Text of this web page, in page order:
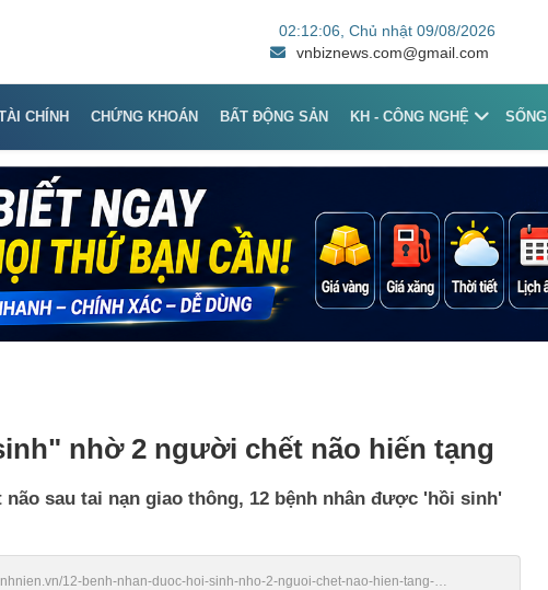
02:12:06 , Chủ nhật 09/08/2026
vnbiznews.com@gmail.com
CHÍNH CHỨNG KHOÁN BẤT ĐỘNG SẢN KH - CÔNG NGHỆ SỐNG
nhờ 2 người chết não hiến tạng
sau tai nạn giao thông, 12 bệnh nhân được 'hồi sinh'
12-benh-nhan-duoc-hoi-sinh-nho-2-nguoi-chet-nao-hien-tang-